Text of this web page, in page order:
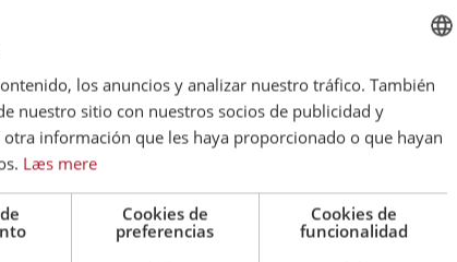
DANISH
GERMAN
los anuncios y analizar nuestro tráfico. También
nuestro sitio con nuestros socios de publicidad y
información que les haya proporcionado o que hayan
Læs mere
Cookies de
preferencias
Cookies de
funcionalidad